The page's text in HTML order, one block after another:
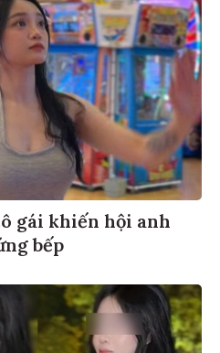
gái khiến hội anh
bếp